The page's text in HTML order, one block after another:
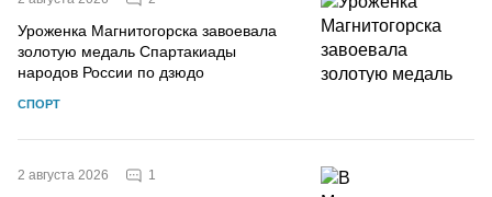
Уроженка Магнитогорска завоевала
золотую медаль Спартакиады
народов России по дзюдо
СПОРТ
2 августа 2026 1